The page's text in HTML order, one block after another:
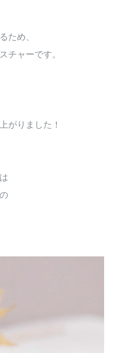
ため、
チャーです。
がりました！